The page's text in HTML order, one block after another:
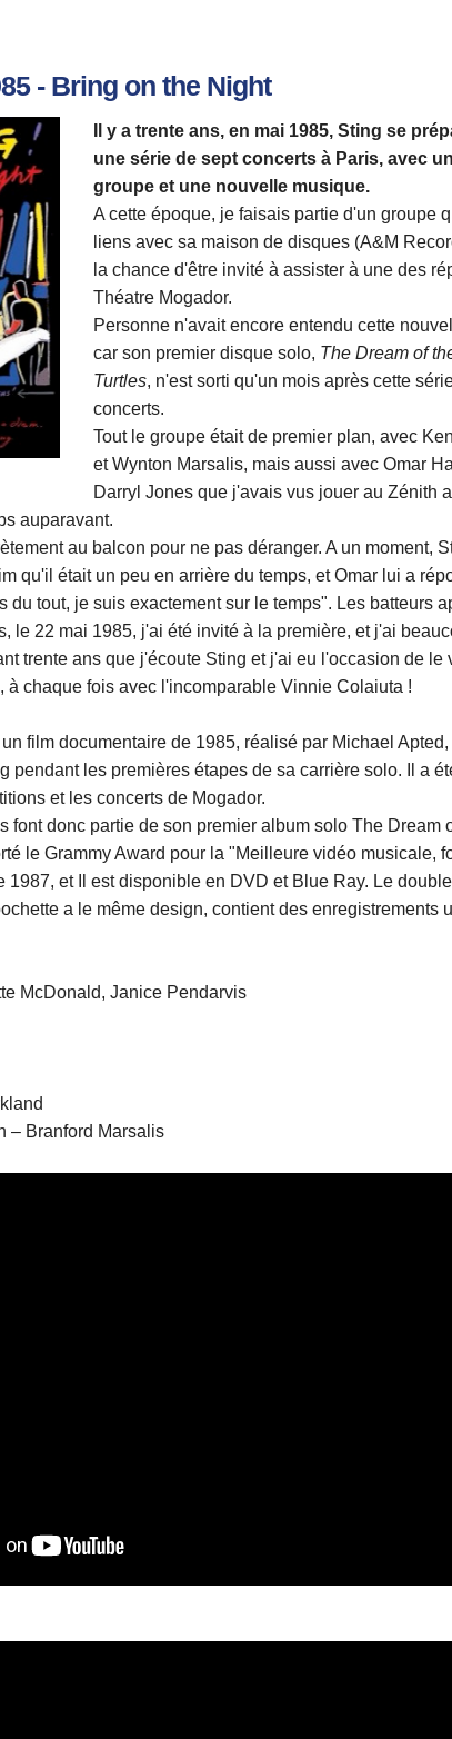
- Bring on the Night
Il y a trente ans, en mai 1985, Sting se
une série de sept concerts à Paris, avec
groupe et une nouvelle musique.
A cette époque, je faisais partie d'un groupe
liens avec sa maison de disques (A&M
la chance d'être invité à assister à une des
Théatre Mogador.
Personne n'avait encore entendu cette
car son premier disque solo, The Dream of
Turtles, n'est sorti qu'un mois après cette
concerts.
Tout le groupe était de premier plan, avec
et Wynton Marsalis, mais aussi avec Omar
Darryl Jones que j'avais vus jouer au Zénith
auparavant.
au balcon pour ne pas déranger. A un moment,
qu'il était un peu en arrière du temps, et Omar lui a
du tout, je suis exactement sur le temps". Les batteurs
le 22 mai 1985, j'ai été invité à la première, et j'ai
trente ans que j'écoute Sting et j'ai eu l'occasion de le
à chaque fois avec l'incomparable Vinnie Colaiuta !
film documentaire de 1985, réalisé par Michael
pendant les premières étapes de sa carrière solo. Il a
et les concerts de Mogador.
font donc partie de son premier album solo The Dream
le Grammy Award pour la "Meilleure vidéo musicale,
1987, et Il est disponible en DVD et Blue Ray. Le
a le même design, contient des enregistrements
McDonald, Janice Pendarvis
– Branford Marsalis